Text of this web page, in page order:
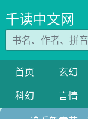
千读中文网
首页 玄幻
科幻
言情